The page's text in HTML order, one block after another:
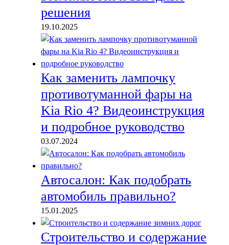
решения
19.10.2025
Как заменить лампочку
противотуманной фары на
Kia Rio 4? Видеоинструкция
и подробное руководство
03.07.2024
Автосалон: Как подобрать
автомобиль правильно?
15.01.2025
Строительство и содержание